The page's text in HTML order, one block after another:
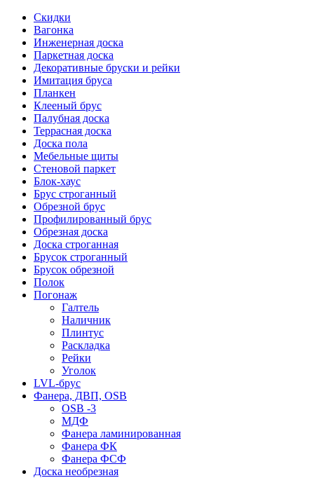
Скидки
Вагонка
Инженерная доска
Паркетная доска
Декоративные бруски и рейки
Имитация бруса
Планкен
Клееный брус
Палубная доска
Террасная доска
Доска пола
Мебельные щиты
Стеновой паркет
Блок-хаус
Брус строганный
Обрезной брус
Профилированный брус
Обрезная доска
Доска строганная
Брусок строганный
Брусок обрезной
Полок
Погонаж
Галтель
Наличник
Плинтус
Раскладка
Рейки
Уголок
LVL-брус
Фанера, ДВП, OSB
OSB -3
МДФ
Фанера ламинированная
Фанера ФК
Фанера ФСФ
Доска необрезная